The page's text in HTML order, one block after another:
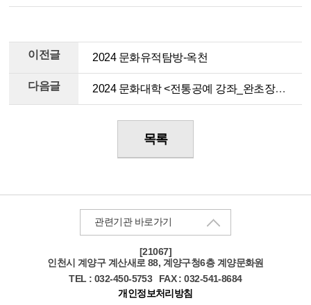
이전글 2024 문화유적탐방-옥천
다음글 2024 문화대학 <전통공예 강좌_완초장과 함께>
목록
관련기관 바로가기
[21067]
인천시 계양구 계산새로 88, 계양구청6층 계양문화원
TEL : 032-450-5753
FAX : 032-541-8684
개인정보처리방침